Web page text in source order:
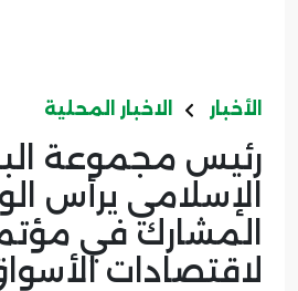
الأخبار الاخبار المحلية
رئيس مجموعة
الإسلامي يرأس
المشارك في
لاقتصادات